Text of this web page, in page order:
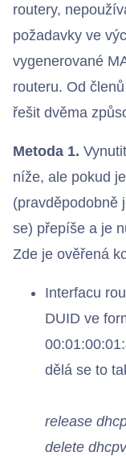
routery,
požadavky ve
vygenerované
routeru. Od
řešit dvěma
Metoda 1.
níže, ale pokud
(pravděpodobně
se) přepíše a je
Zde je ověřená
Interfacu
DUID ve
00:01:00:01:
dělá se to
release
delete